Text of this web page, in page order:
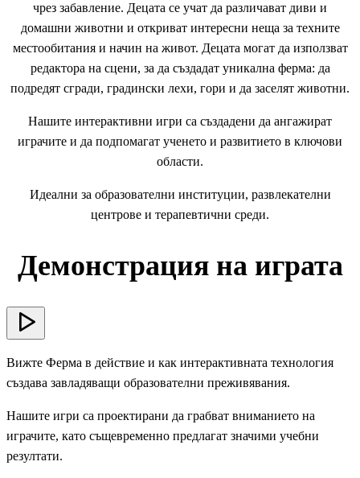
чрез забавление. Децата се учат да различават диви и
домашни животни и откриват интересни неща за техните
местообитания и начин на живот. Децата могат да използват
редактора на сцени, за да създадат уникална ферма: да
подредят сгради, градински лехи, гори и да заселят животни.
Нашите интерактивни игри са създадени да ангажират
играчите и да подпомагат ученето и развитието в ключови
области.
Идеални за образователни институции, развлекателни
центрове и терапевтични среди.
Демонстрация на играта
Вижте Ферма в действие и как интерактивната технология
създава завладяващи образователни преживявания.
Нашите игри са проектирани да грабват вниманието на
играчите, като същевременно предлагат значими учебни
резултати.